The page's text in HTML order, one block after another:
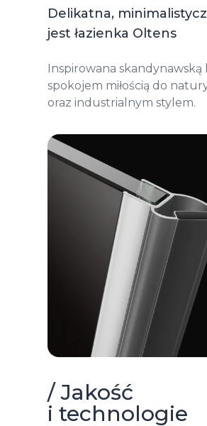
Delikatna,
jest łazienka Oltens
Inspirowana skandynawską
spokojem miłością do
oraz industrialnym stylem.
/ Jakość
i technologie